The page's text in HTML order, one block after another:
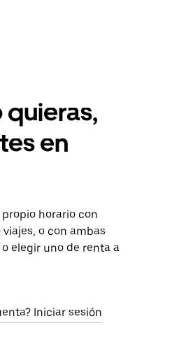
en
horario con
o con ambas
elegir uno de renta a
Iniciar sesión